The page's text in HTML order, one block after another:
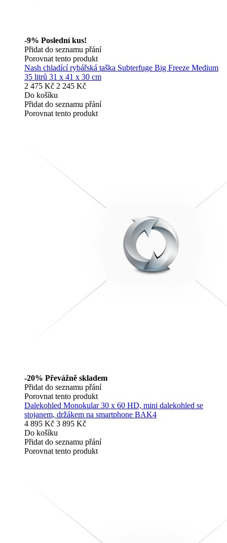
-9% Poslední kus!
Přidat do seznamu přání
Porovnat tento produkt
Nash chladící rybářská taška Subterfuge Big Freeze Medium
35 litrů 31 x 41 x 30 cm
2 475 Kč 2 245 Kč
Do košíku
Přidat do seznamu přání
Porovnat tento produkt
-20% Převážně skladem
Přidat do seznamu přání
Porovnat tento produkt
Dalekohled Monokular 30 x 60 HD, mini dalekohled se
stojanem, držákem na smartphone BAK4
4 895 Kč 3 895 Kč
Do košíku
Přidat do seznamu přání
Porovnat tento produkt